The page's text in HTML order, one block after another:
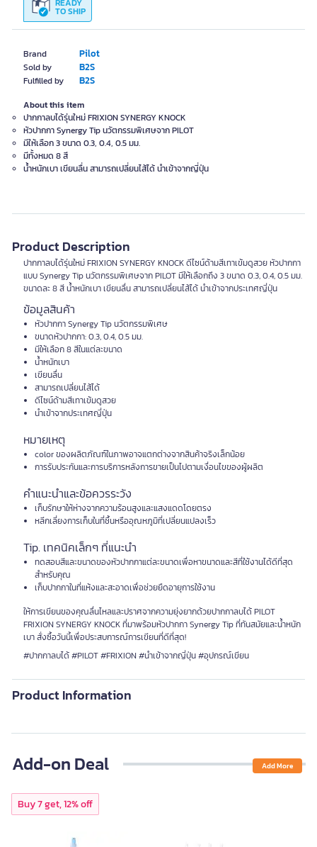
Brand Pilot
Sold by B2S
Fulfilled by B2S
READY
TO SHIP
About this item
ปากกาลบได้รุ่นใหม่ FRIXION SYNERGY KNOCK
หัวปากกา Synergy Tip นวัตกรรมพิเศษจาก PILOT
มีให้เลือก 3 ขนาด 0.3, 0.4, 0.5 มม.
มีทั้งหมด 8 สี
น้ำหนักเบา เขียนลื่น สามารถเปลี่ยนไส้ได้ นำเข้าจากญี่ปุ่น
Product Description
ปากกาลบได้รุ่นใหม่ FRIXION SYNERGY KNOCK ดีไซน์ด้ามสีเทาเข้มดูสวย หัวปากกา
แบบ Synergy Tip นวัตกรรมพิเศษจาก PILOT มีให้เลือกถึง 3 ขนาด 0.3, 0.4, 0.5 มม.
ขนาดละ 8 สี น้ำหนักเบา เขียนลื่น สามารถเปลี่ยนไส้ได้ นำเข้าจากประเทศญี่ปุ่น
ข้อมูลสินค้า
หัวปากกา Synergy Tip นวัตกรรมพิเศษ
ขนาดหัวปากกา: 0.3, 0.4, 0.5 มม.
มีให้เลือก 8 สีในแต่ละขนาด
น้ำหนักเบา
เขียนลื่น
สามารถเปลี่ยนไส้ได้
ดีไซน์ด้ามสีเทาเข้มดูสวย
นำเข้าจากประเทศญี่ปุ่น
หมายเหตุ
color ของผลิตภัณฑ์ในภาพอาจแตกต่างจากสินค้าจริงเล็กน้อย
การรับประกันและการบริการหลังการขายเป็นไปตามเงื่อนไขของผู้ผลิต
คำแนะนำและข้อควรระวัง
เก็บรักษาให้ห่างจากความร้อนสูงและแสงแดดโดยตรง
หลีกเลี่ยงการเก็บในที่ชื้นหรืออุณหภูมิที่เปลี่ยนแปลงเร็ว
Tip. เทคนิคเล็กๆ ที่แนะนำ
ทดสอบสีและขนาดของหัวปากกาแต่ละขนาดเพื่อหาขนาดและสีที่ใช้งานได้ดีที่สุด
สำหรับคุณ
เก็บปากกาในที่แห้งและสะอาดเพื่อช่วยยืดอายุการใช้งาน
ให้การเขียนของคุณลื่นไหลและปราศจากความยุ่งยากด้วยปากกาลบได้ PILOT
FRIXION SYNERGY KNOCK ที่มาพร้อมหัวปากกา Synergy Tip ที่ทันสมัยและน้ำหนัก
เบา สั่งซื้อวันนี้เพื่อประสบการณ์การเขียนที่ดีที่สุด!
#ปากกาลบได้ #PILOT #FRIXION #นำเข้าจากญี่ปุ่น #อุปกรณ์เขียน
Product Information
Add-on Deal Add More
Buy 7 get, 12% off